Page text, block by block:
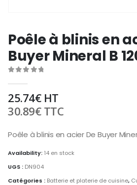
Poêle à blinis en
Buyer Mineral B
25.74€HT
30.89€TTC
Poêle à blinis en acier De Buyer
Availability: 14 en stock
UGS : DN904
Catégories : Batterie et platerie de cuisine,